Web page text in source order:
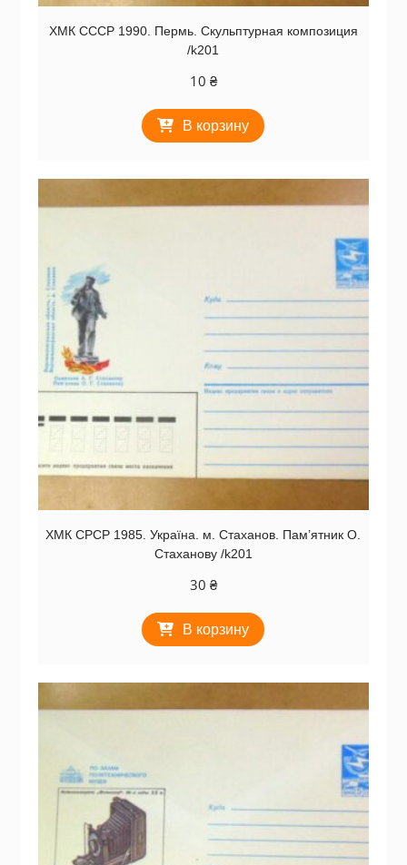
ХМК СССР 1990. Пермь. Скульптурная композиция
/k201
10 ₴
В корзину
ХМК СРСР 1985. Україна. м. Стаханов. Пам’ятник О.
Стаханову /k201
30 ₴
В корзину